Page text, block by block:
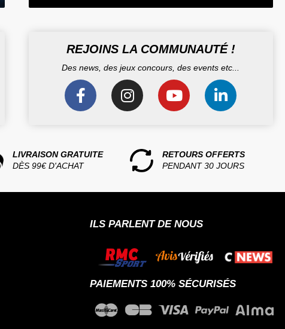
REJOINS LA COMMUNAUTÉ !
Des news, des jeux concours, des events etc...
LIVRAISON GRATUITE
DÈS 99€ D'ACHAT
RETOURS OFFERTS
PENDANT 30 JOURS
ILS PARLENT DE NOUS
PAIEMENTS 100% SÉCURISÉS